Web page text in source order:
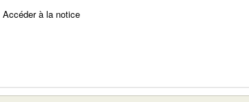
Accéder à la notice